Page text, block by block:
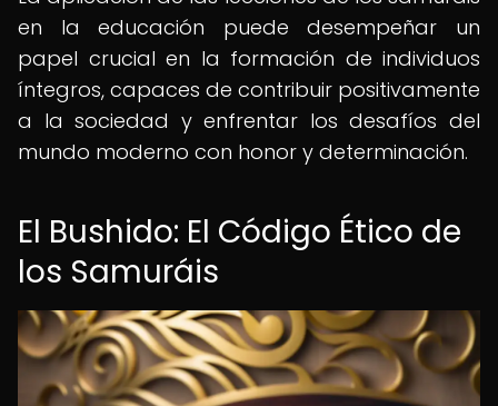
en la educación puede desempeñar un
papel crucial en la formación de individuos
íntegros, capaces de contribuir positivamente
a la sociedad y enfrentar los desafíos del
mundo moderno con honor y determinación.
El Bushido: El Código Ético de
los Samuráis